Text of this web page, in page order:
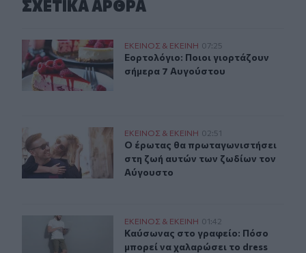
ΣΧΕΤΙΚA AΡΘΡΑ
Εορτολόγιο: Ποιοι γιορτάζουν σήμερα 7 Αυγούστου
ΕΚΕΙΝΟΣ & ΕΚΕΙΝΗ 07:25
Εορτολόγιο: Ποιοι γιορτάζουν
Εορτολόγιο: Ποιοι γιορτάζουν
σήμερα 7 Αυγούστου
Ο έρωτας θα πρωταγωνιστήσει στη ζωή αυτών των
ΕΚΕΙΝΟΣ & ΕΚΕΙΝΗ 02:51
Ο έρωτας θα πρωταγωνιστήσει
Ο έρωτας θα πρωταγωνιστήσει
στη ζωή αυτών των ζωδίων τον
Αύγουστο
Καύσωνας στο γραφείο: Πόσο μπορεί να χαλαρώσει το
ΕΚΕΙΝΟΣ & ΕΚΕΙΝΗ 01:42
Καύσωνας στο γραφείο: Πόσο
Καύσωνας στο γραφείο: Πόσο
μπορεί να χαλαρώσει το dress